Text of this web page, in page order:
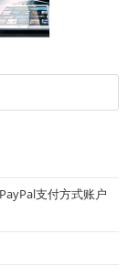
支付方式账户